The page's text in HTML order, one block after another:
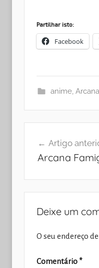
Partilhar isto:
Facebook
anime,
artigos
Artigo
Arcana
Deixe um
O seu endereço
Comentário *